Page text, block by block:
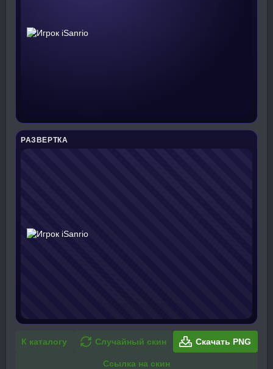
РАЗВЕРТКА
К каталогу Случайный скин Скачать PNG
Ссылка на скин